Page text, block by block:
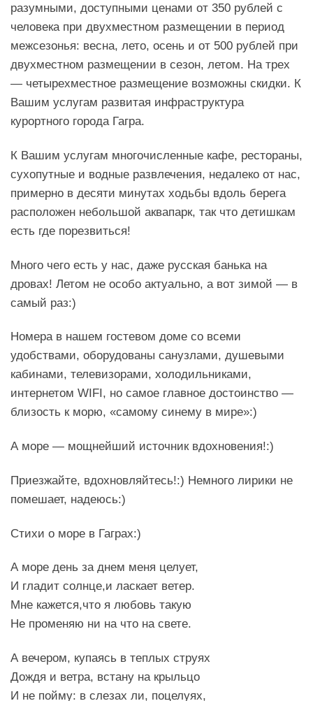
разумными, доступными ценами от 350 рублей с
человека при двухместном размещении в период
межсезонья: весна, лето, осень и от 500 рублей при
двухместном размещении в сезон, летом. На трех
— четырехместное размещение возможны скидки. К
Вашим услугам развитая инфраструктура
курортного города Гагра.
К Вашим услугам многочисленные кафе, рестораны,
сухопутные и водные развлечения, недалеко от нас,
примерно в десяти минутах ходьбы вдоль берега
расположен небольшой аквапарк, так что детишкам
есть где порезвиться!
Много чего есть у нас, даже русская банька на
дровах! Летом не особо актуально, а вот зимой — в
самый раз:)
Номера в нашем гостевом доме со всеми
удобствами, оборудованы санузлами, душевыми
кабинами, телевизорами, холодильниками,
интернетом WIFI, но самое главное достоинство —
близость к морю, «самому синему в мире»:)
А море — мощнейший источник вдохновения!:)
Приезжайте, вдохновляйтесь!:) Немного лирики не
помешает, надеюсь:)
Стихи о море в Гаграх:)
А море день за днем меня целует,
И гладит солнце,и ласкает ветер.
Мне кажется,что я любовь такую
Не променяю ни на что на свете.
А вечером, купаясь в теплых струях
Дождя и ветра, встану на крыльцо
И не пойму: в слезах ли, поцелуях,